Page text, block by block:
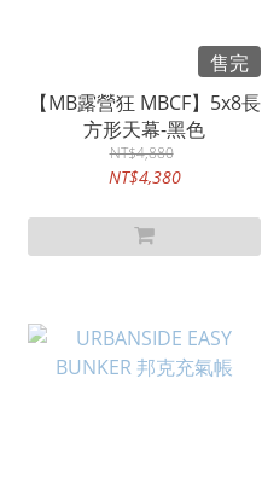
售完
【MB露營狂 MBCF】5x8長
方形天幕-黑色
NT$4,880
NT$4,380